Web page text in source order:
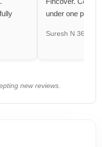
under one
Suresh N 367
new reviews.